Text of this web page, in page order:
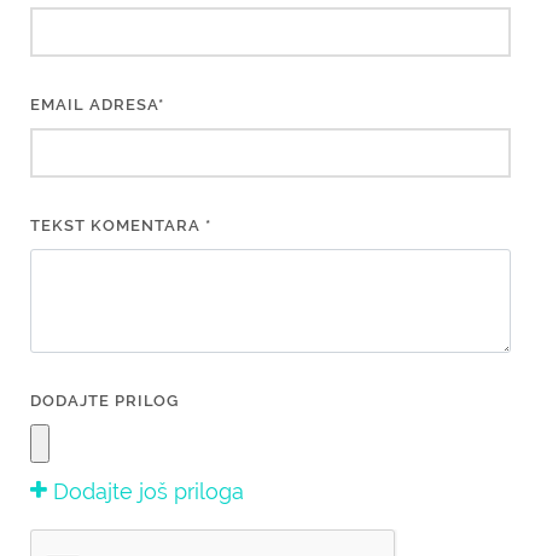
EMAIL ADRESA*
TEKST KOMENTARA *
DODAJTE PRILOG
Dodajte još priloga